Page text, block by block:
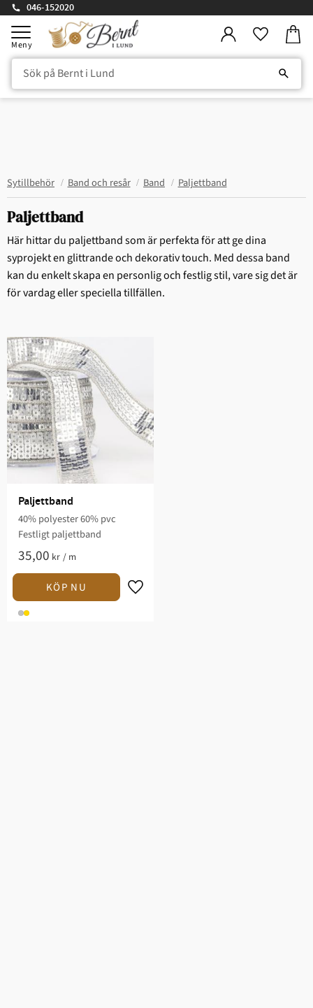
Meny
046-152020
Sytillbehör Band och resår Band Paljettband
Paljettband
Här hittar du paljettband som är perfekta för att ge dina
syprojekt en glittrande och dekorativ touch. Med dessa band
kan du enkelt skapa en personlig och festlig stil, vare sig det är
för vardag eller speciella tillfällen.
Paljettband
40% polyester 60% pvc
Festligt paljettband
35,00 kr / m
Lägg till i favoriter